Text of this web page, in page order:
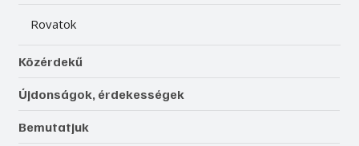
Rovatok
Közérdekű
Újdonságok, érdekességek
Bemutatjuk